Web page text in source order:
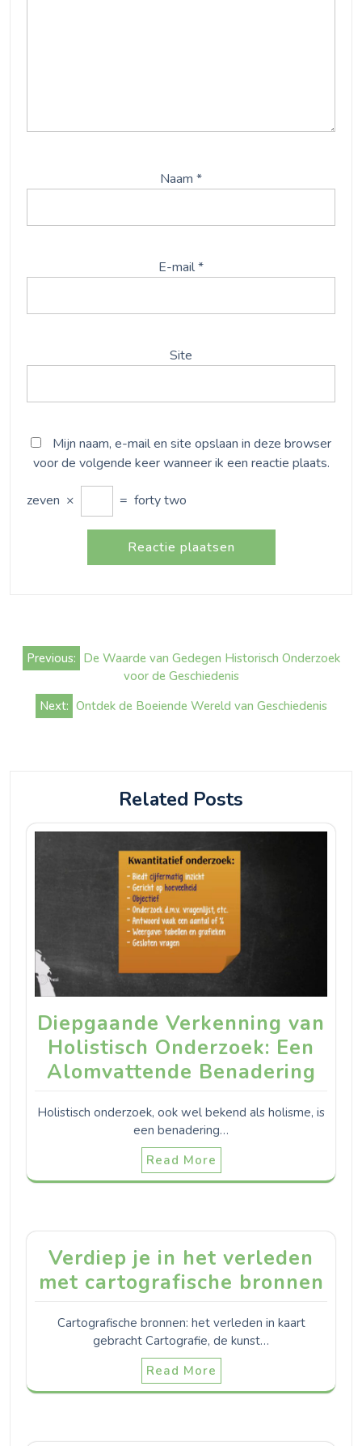
Naam *
E-mail*
Site
Mijn naam, e-mail en site opslaan in deze browser
voor de volgende keer wanneer ik een reactie plaats.
zeven × = forty two
Bericht
navigatie
Previous: De Waarde van Gedegen Historisch Onderzoek
voor de Geschiedenis
Next: Ontdek de Boeiende Wereld van Geschiedenis
Related Posts
Diepgaande Verkenning van
Holistisch Onderzoek: Een
Alomvattende Benadering
Holistisch onderzoek, ook wel bekend als holisme, is
een benadering…
Read More
Verdiep je in het verleden
met cartografische bronnen
Cartografische bronnen: het verleden in kaart
gebracht Cartografie, de kunst…
Read More